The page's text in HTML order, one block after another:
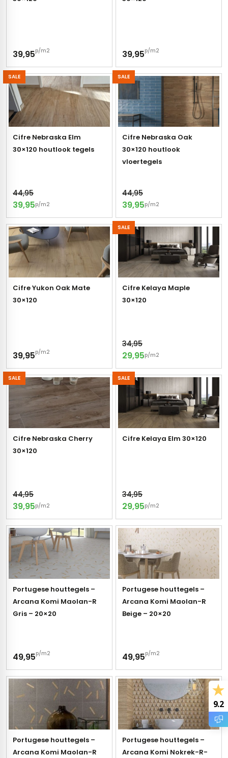
39,95p/m2 39,95p/m2
SALE
Cifre Nebraska Elm
30×120 houtlook tegels
44,95
39,95p/m2
SALE
Cifre Nebraska Oak
30×120 houtlook
vloertegels
44,95
39,95p/m2
Cifre Yukon Oak Mate
30×120
39,95p/m2
SALE
Cifre Kelaya Maple
30×120
34,95
29,95p/m2
SALE
Cifre Nebraska Cherry
30×120
44,95
39,95p/m2
SALE
Cifre Kelaya Elm 30×120
34,95
29,95p/m2
Portugese houttegels –
Arcana Komi Maolan-R
Gris – 20×20
49,95p/m2
Portugese houttegels –
Arcana Komi Maolan-R
Beige – 20×20
49,95p/m2
Portugese houttegels –
Arcana Komi Maolan-R
Portugese houttegels –
Arcana Komi Nokrek-R-
9.2
(kloostertegels)
tegels
tegels
betonlook
marmerlook
tegels
vloertegels
(multiformato)
33 x 33 cm
tegels
wandtegels